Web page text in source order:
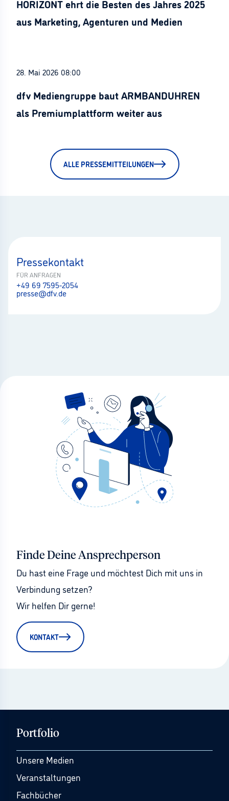
HORIZONT ehrt die Besten des Jahres 2025
aus Marketing, Agenturen und Medien
28. Mai 2026 08:00
dfv Mediengruppe baut ARMBANDUHREN
als Premiumplattform weiter aus
ALLE PRESSEMITTEILUNGEN
Pressekontakt
FÜR ANFRAGEN
+49 69 7595-2054
presse@dfv.de
Finde Deine Ansprechperson
Du hast eine Frage und möchtest Dich mit uns in
Verbindung setzen?
Wir helfen Dir gerne!
KONTAKT
Portfolio
Unsere Medien
Veranstaltungen
Fachbücher